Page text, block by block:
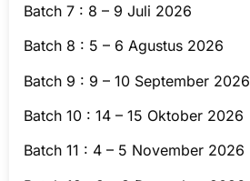
Batch 7 : 8 – 9 Juli 2026
Batch 8 : 5 – 6 Agustus 2026
Batch 9 : 9 – 10 September 2026
Batch 10 : 14 – 15 Oktober 2026
Batch 11 : 4 – 5 November 2026